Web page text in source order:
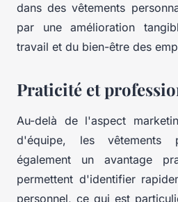
dans des vêtements
par une amélioration
travail et du bien-être des
Praticité et
Au-delà de l'aspect
d'équipe, les vêtements
également un avantage
permettent d'identifier
personnel, ce qui est